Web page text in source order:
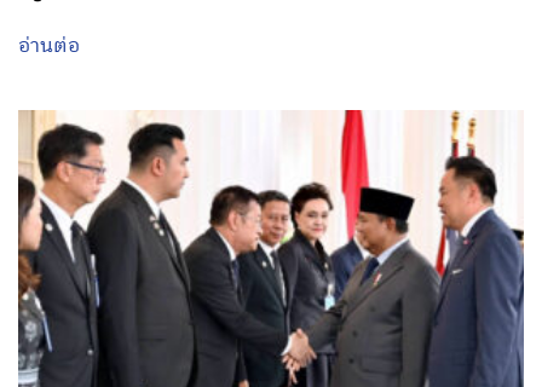
อ่านต่อ